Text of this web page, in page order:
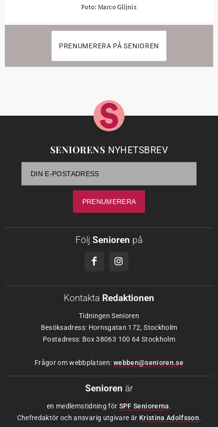
Foto: Marco Glijnis
PRENUMERERA PÅ SENIOREN
SENIORENS NYHETSBREV
Följ Senioren på
Kontakta Redaktionen
Tidningen Senioren
Besöksadress: Hornsgatan 172, Stockholm
Postadress: Box 38063 100 64 Stockholm
Frågor om webbplatsen: webben@senioren.se
Senioren är
en medlemstidning för SPF Seniorerna.
Chefredaktör och ansvarig utgivare är Kristina Adolfsson.